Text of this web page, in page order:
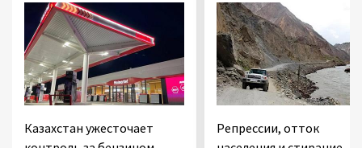
Казахстан ужесточает
Репрессии, отток